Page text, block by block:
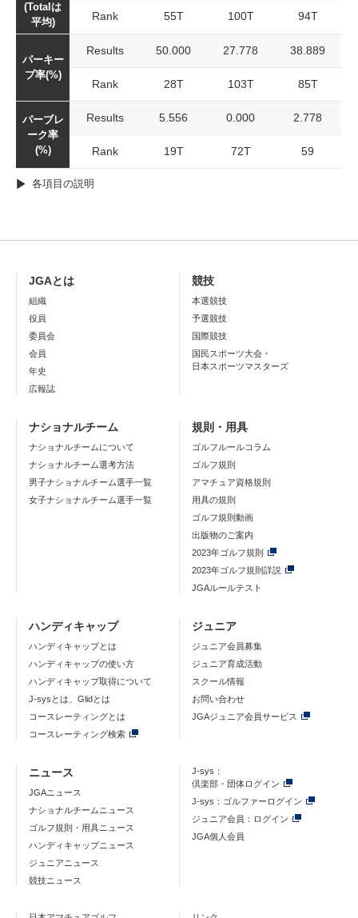
(Totalは
平均)
Rank 55T 100T 94T
パーキー
プ率(%)
Results 50.000 27.778 38.889
Rank 28T 103T 85T
パーブレ
ーク率
(%)
Results 5.556 0.000 2.778
Rank 19T 72T 59
各項目の説明
JGAとは
組織
役員
委員会
会員
年史
広報誌
競技
本選競技
予選競技
国際競技
国民スポーツ大会・
日本スポーツマスターズ
ナショナルチーム
ナショナルチームについて
ナショナルチーム選考方法
男子ナショナルチーム選手一覧
女子ナショナルチーム選手一覧
規則・用具
ゴルフルールコラム
ゴルフ規則
アマチュア資格規則
用具の規則
ゴルフ規則動画
出版物のご案内
2023年ゴルフ規則
2023年ゴルフ規則詳説
JGAルールテスト
ハンディキャップ
ハンディキャップとは
ハンディキャップの使い方
ハンディキャップ取得について
J-sysとは、Glidとは
コースレーティングとは
コースレーティング検索
ジュニア
ジュニア会員募集
ジュニア育成活動
スクール情報
お問い合わせ
JGAジュニア会員サービス
ニュース
JGAニュース
ナショナルチームニュース
ゴルフ規則・用具ニュース
ハンディキャップニュース
ジュニアニュース
競技ニュース
J-sys：
倶楽部・団体ログイン
J-sys：ゴルファーログイン
ジュニア会員：ログイン
JGA個人会員